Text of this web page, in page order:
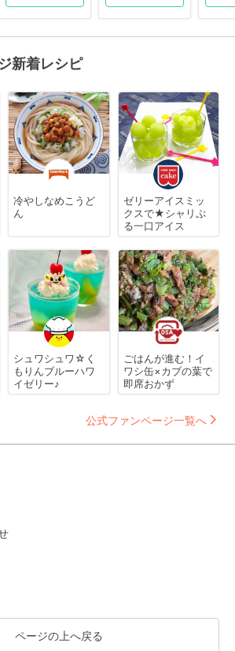
新着レシピ
冷やしなめこうど
ん
ゼリーアイスミッ
クスで★シャリぷ
る一口アイス
シュワシュワ☆く
もりんブルーハワ
イゼリー♪
ごはんが進む！イ
ワシ缶×カブの葉で
即席おかず
公式ファンページ一覧へ
ページの上へ戻る